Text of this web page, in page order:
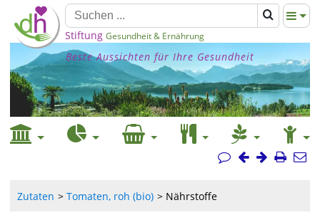
Stiftung Gesundheit & Ernährung
Beste Aussichten für Ihre Gesundheit
Zutaten Tomaten, roh (bio) Nährstoffe